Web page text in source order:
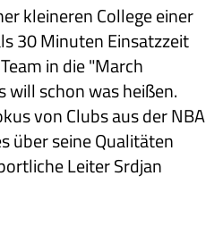
kleineren College einer
30 Minuten Einsatzzeit
in die "March
will schon was heißen.
von Clubs aus der NBA
über seine Qualitäten
Leiter Srdjan